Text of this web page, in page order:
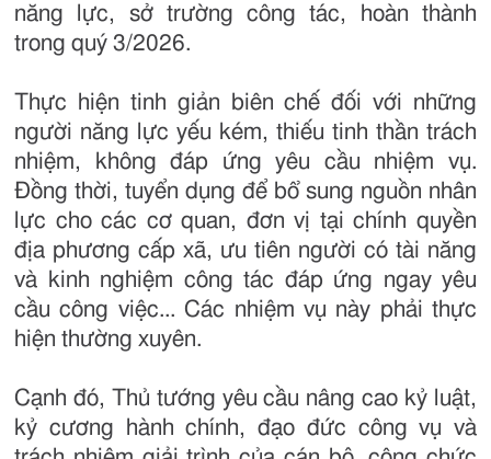
năng lực, sở trường công tác, hoàn thành
trong quý 3/2026.
Thực hiện tinh giản biên chế đối với những
người năng lực yếu kém, thiếu tinh thần trách
nhiệm, không đáp ứng yêu cầu nhiệm vụ.
Đồng thời, tuyển dụng để bổ sung nguồn nhân
lực cho các cơ quan, đơn vị tại chính quyền
địa phương cấp xã, ưu tiên người có tài năng
và kinh nghiệm công tác đáp ứng ngay yêu
cầu công việc... Các nhiệm vụ này phải thực
hiện thường xuyên.
Cạnh đó, Thủ tướng yêu cầu nâng cao kỷ luật,
kỷ cương hành chính, đạo đức công vụ và